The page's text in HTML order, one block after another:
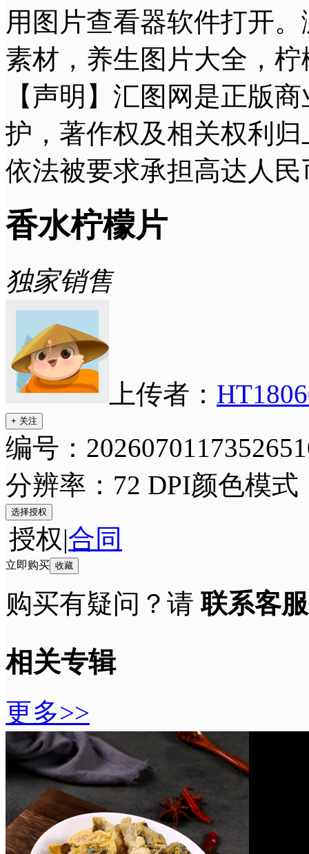
用图片查看器软件打开
素材，养生图片大全，
【声明】汇图网是正版
护，著作权及相关权利
依法被要求承担高达人
香水柠檬片
独家销售
上传者：
+ 关注
编号：
分辨率：72 DPI颜色模式
选择授权
授权|合同
立即购买 收藏
购买有疑问？请联系客服
相关专辑
更多>>